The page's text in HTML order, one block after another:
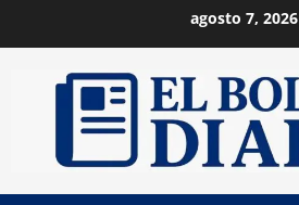
al
contenido
agosto 7, 2026